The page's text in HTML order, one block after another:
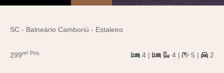
SC - Balneário Camboriú - Estaleiro
299m² Priv. 4 | 4 | 5 | 2